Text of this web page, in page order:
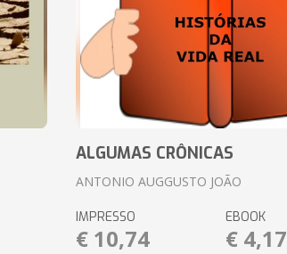
ALGUMAS CRÔNICAS
ANTONIO AUGGUSTO JOÃO
IMPRESSO
€ 10,74
EBOOK
€ 4,17